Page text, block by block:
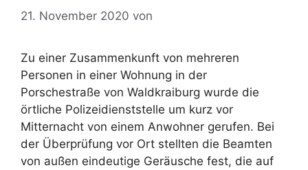
21. November 2020 von
Zu einer Zusammenkunft von mehreren
Personen in einer Wohnung in der
Porschestraße von Waldkraiburg wurde die
örtliche Polizeidienststelle um kurz vor
Mitternacht von einem Anwohner gerufen. Bei
der Überprüfung vor Ort stellten die Beamten
von außen eindeutige Geräusche fest, die auf